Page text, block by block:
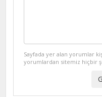
Sayfada yer alan yorumlar
yorumlardan sitemiz hiçbir